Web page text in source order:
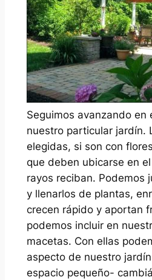
Seguimos avanzando en
nuestro particular jardín.
elegidas, si son con
que deben ubicarse en
rayos reciban. Podemos
y llenarlos de plantas,
crecen rápido y aportan
podemos incluir en
macetas. Con ellas
aspecto de nuestro
espacio pequeño-